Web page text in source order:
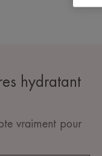
hydratant
vraiment pour